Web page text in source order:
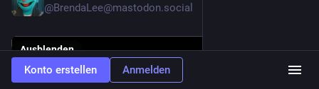
@BrendaLee@mastodon.social
ALT
Ausblenden
Konto erstellen Anmelden